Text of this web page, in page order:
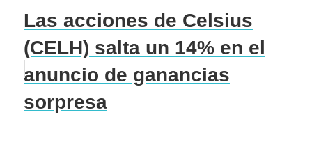
Las acciones de Celsius
(CELH) salta un 14% en el
anuncio de ganancias
sorpresa